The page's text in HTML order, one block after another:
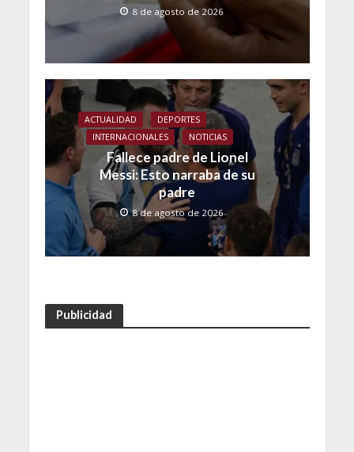
8 de agosto de 2026
ACTUALIDAD
DEPORTES
INTERNACIONALES
NOTICIAS
Fallece padre de Lionel
Messi: Esto narraba de su
padre
8 de agosto de 2026
Publicidad